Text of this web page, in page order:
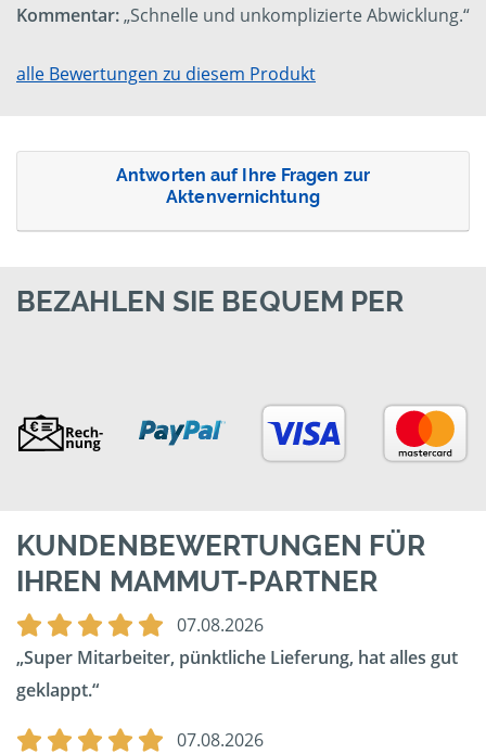
Kommentar:„Schnelle und unkomplizierte Abwicklung.“
alle Bewertungen zu diesem Produkt
Antworten auf Ihre Fragen zur
Aktenvernichtung
BEZAHLEN SIE BEQUEM PER
KUNDENBEWERTUNGEN FÜR
IHREN MAMMUT-PARTNER
07.08.2026
Super Mitarbeiter, pünktliche Lieferung, hat alles gut
geklappt.
07.08.2026